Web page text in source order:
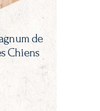
de
Chiens